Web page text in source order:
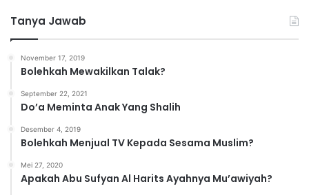
e
g
Tanya Jawab
November 17, 2019
Bolehkah Mewakilkan Talak?
September 22, 2021
Do’a Meminta Anak Yang Shalih
Desember 4, 2019
Bolehkah Menjual TV Kepada Sesama Muslim?
Mei 27, 2020
Apakah Abu Sufyan Al Harits Ayahnya Mu’awiyah?